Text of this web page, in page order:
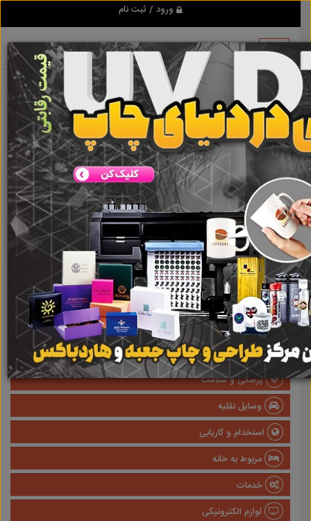
ورود / ثبت نام
نتیجه ای یافت نشد
گروه ها
املاک
صنعتی
پزشکی و سلامت
وسایل نقلیه
استخدام و کاریابی
مربوط به خانه
خدمات
لوازم الکترونیکی